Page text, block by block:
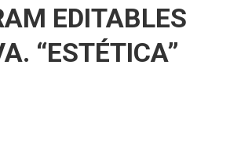
EDITABLES
“ESTÉTICA”